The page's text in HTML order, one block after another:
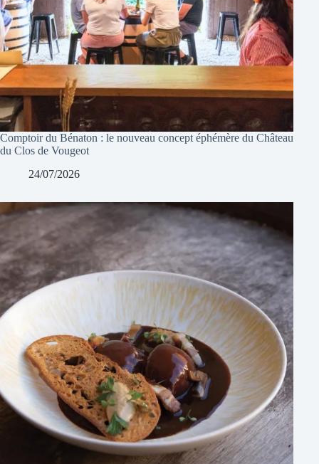
Comptoir du Bénaton : le nouveau concept éphémère du Château
du Clos de Vougeot
24/07/2026